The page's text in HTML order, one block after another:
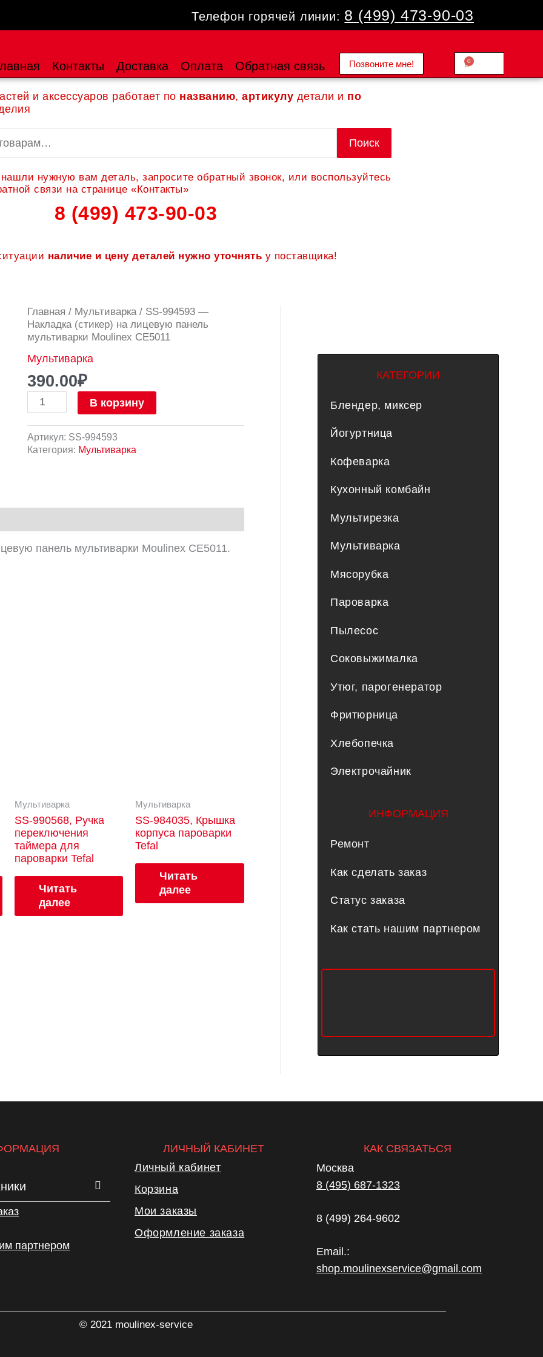
Телефон горячей линии: 8 (499) 473-90-03
Контакты Доставка Оплата Обратная связь Позвоните мне! 0.00
0
Cart
и аксессуаров работает по названию, артикулу детали и по
Поиск
нужную вам деталь, запросите обратный звонок, или воспользуйтесь
связи на странице «Контакты»
8 (499) 473-90-03
наличие и цену деталей нужно уточнять у поставщика!
Главная / Мультиварка/ SS-994593 —
Накладка (стикер) на лицевую панель
мультиварки Moulinex CE5011
Мультиварка
390.00₽
Количество
товара
SS-
-
Накладка
(стикер)
лицевую
панель
мультиварки
Moulinex
В корзину
Артикул: SS-994593
Категория: Мультиварка
панель мультиварки Moulinex CE5011.
Мультиварка
SS-990568, Ручка
переключения
таймера для
пароварки Tefal
Читать
далее
Мультиварка
SS-984035, Крышка
корпуса пароварки
Tefal
Читать
далее
КАТЕГОРИИ
Блендер, миксер
Йогуртница
Кофеварка
Кухонный комбайн
Мультирезка
Мультиварка
Мясорубка
Пароварка
Пылесос
Соковыжималка
Утюг, парогенератор
Фритюрница
Хлебопечка
Электрочайник
ИНФОРМАЦИЯ
Ремонт
Как сделать заказ
Статус заказа
Как стать нашим партнером
партнером
ЛИЧНЫЙ КАБИНЕТ
Личный кабинет
Корзина
Мои заказы
Оформление заказа
КАК СВЯЗАТЬСЯ
Москва
8 (495) 687-1323
8 (499) 264-9602
Email.:
shop.moulinexservice@gmail.com
© 2021 moulinex-service